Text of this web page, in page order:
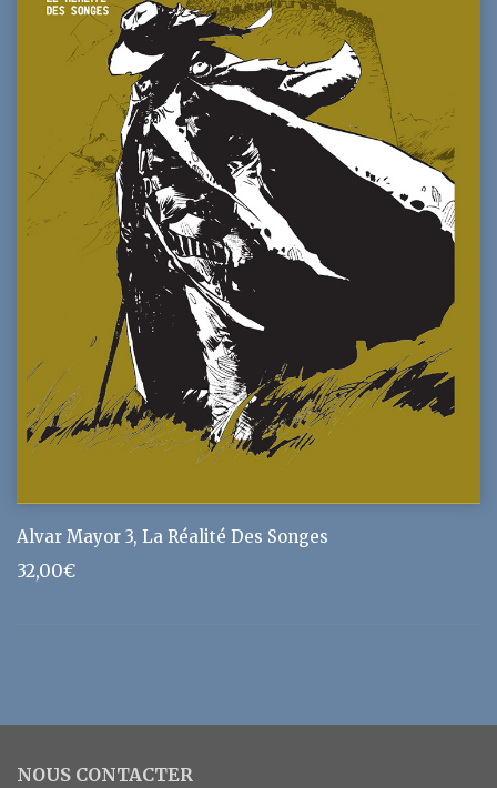
Alvar Mayor 3, La Réalité Des Songes
32,00€
NOUS CONTACTER